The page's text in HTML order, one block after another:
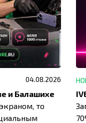
04.08.2026
и Балашихе
то